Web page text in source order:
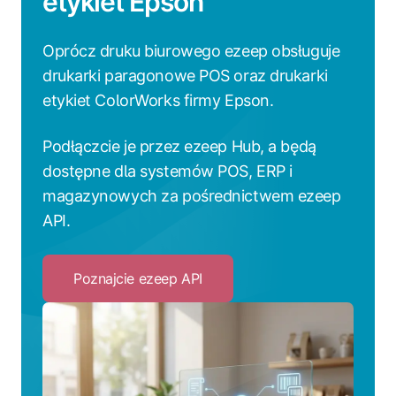
Oprócz druku biurowego ezeep obsługuje
drukarki paragonowe POS oraz drukarki
etykiet ColorWorks firmy Epson.
Podłączcie je przez ezeep Hub, a będą
dostępne dla systemów POS, ERP i
magazynowych za pośrednictwem ezeep
API.
Poznajcie ezeep API
to
API